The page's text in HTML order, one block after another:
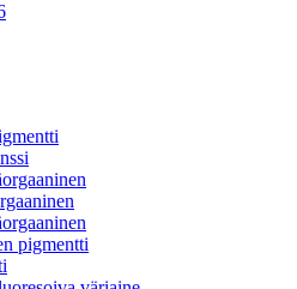
pigmentti